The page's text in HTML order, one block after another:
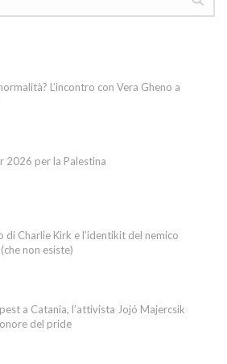
L’incontro con Vera Gheno a
2026 per la Palestina
di Charlie Kirk e l’identikit del nemico
non esiste)
a Catania, l’attivista Jojó Majercsik
del pride